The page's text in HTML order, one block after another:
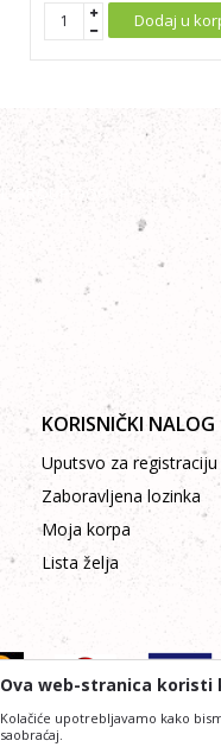
Dodaj u
KORISNIČKI NALOG
Uputsvo za registraciju
Zaboravljena lozinka
Moja korpa
Lista želja
Ova web-stranica koristi
Kolačiće upotrebljavamo kako
saobraćaj.